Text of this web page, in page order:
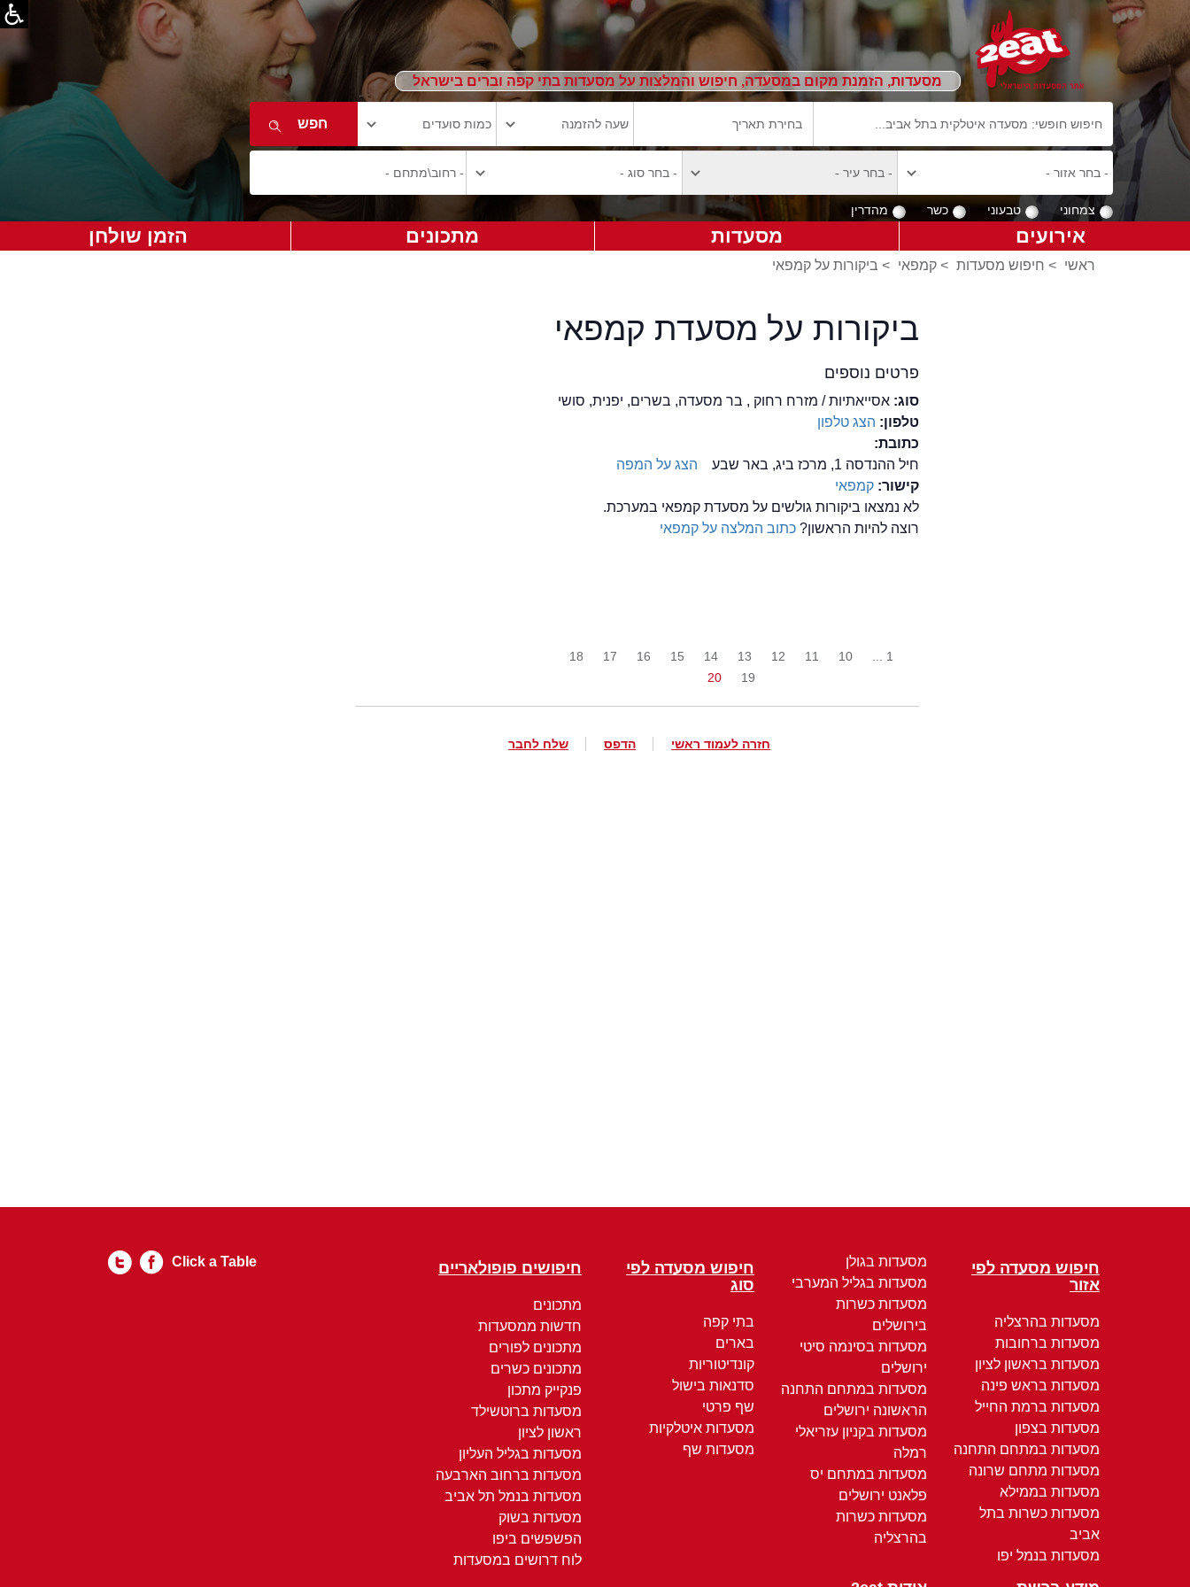
מסעדות, הזמנת מקום במסעדה, חיפוש והמלצות על מסעדות בתי קפה וברים בישראל
צמחוני טבעוני כשר מהדרין
אירועים מסעדות מתכונים הזמן שולחן
ראשי > חיפוש מסעדות > קמפאי > ביקורות על קמפאי
ביקורות על מסעדת קמפאי
פרטים נוספים
סוג:אסייאתיות / מזרח רחוק , בר מסעדה, בשרים, יפנית, סושי
טלפון: הצג טלפון
כתובת:
חיל ההנדסה 1, מרכז ביג, באר שבע
הצג על המפה
קישור:קמפאי
לא נמצאו ביקורות גולשים על מסעדת קמפאי במערכת.
רוצה להיות הראשון?כתוב המלצה על קמפאי
1 ...
10
11
12
13
14
15
16
17
18
19
20
חזרה לעמוד ראשי הדפס שלח לחבר
חיפוש מסעדה לפי
אזור
מסעדות בהרצליה
מסעדות ברחובות
מסעדות בראשון לציון
מסעדות בראש פינה
מסעדות ברמת החייל
מסעדות בצפון
מסעדות במתחם התחנה
מסעדות מתחם שרונה
מסעדות בממילא
מסעדות כשרות בתל
אביב
מסעדות בנמל יפו
מסעדות בגולן
מסעדות בגליל המערבי
מסעדות כשרות
בירושלים
מסעדות בסינמה סיטי
ירושלים
מסעדות במתחם התחנה
הראשונה ירושלים
מסעדות בקניון עזריאלי
רמלה
מסעדות במתחם יס
פלאנט ירושלים
מסעדות כשרות
בהרצליה
חיפוש מסעדה לפי
סוג
בתי קפה
בארים
קונדיטוריות
סדנאות בישול
שף פרטי
מסעדות איטלקיות
מסעדות שף
חיפושים פופולאריים
מתכונים
חדשות ממסעדות
מתכונים לפורים
מתכונים כשרים
פנקייק מתכון
מסעדות ברוטשילד
ראשון לציון
מסעדות בגליל העליון
מסעדות ברחוב הארבעה
מסעדות בנמל תל אביב
מסעדות בשוק
הפשפשים ביפו
לוח דרושים במסעדות
Click a Table